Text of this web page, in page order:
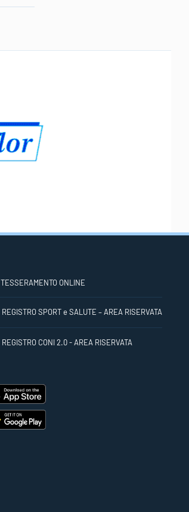
TESSERAMENTO ONLINE
REGISTRO SPORT e SALUTE – AREA RISERVATA
REGISTRO CONI 2.0 - AREA RISERVATA